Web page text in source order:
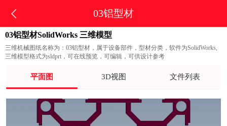
03铝型材
03铝型材SolidWorks 三维模型
三维机械图纸名称为：03铝型材，属于设备部件，型材分类，软件为SolidWorks,
三维模型格式为sldprt，可在线预览，可编辑，可供设计参考
平面图 3D视图 文件列表